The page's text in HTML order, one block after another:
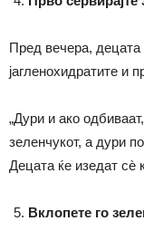
Пред вечера, децата
јагленохидратите и
„Дури и ако
зеленчукот, а дури
Децата ќе изедат сѐ
Вклопете го